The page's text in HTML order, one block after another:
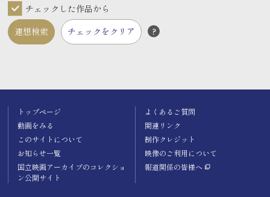
チェックした作品から
連想検索
チェックをクリア ?
トップページ
動画をみる
このサイトについて
お知らせ一覧
国立映画アーカイブのコレクショ
ン公開サイト
よくあるご質問
関連リンク
制作クレジット
映像のご利用について
報道関係の皆様へ